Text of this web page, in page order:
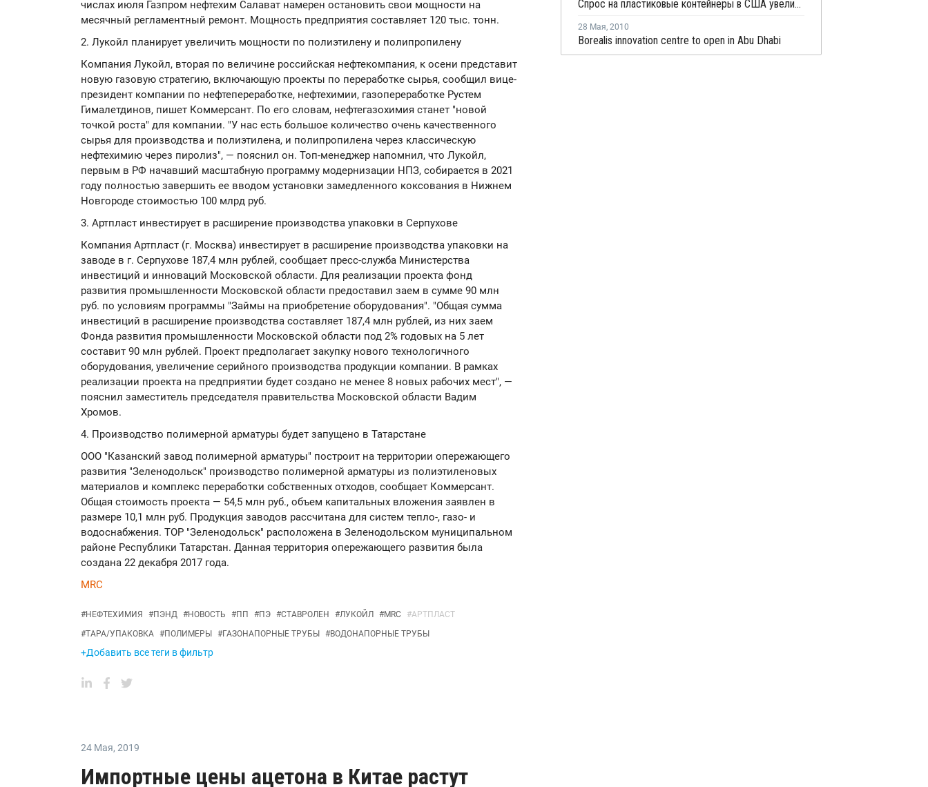
числах июля Газпром нефтехим Салават намерен остановить свои мощности на
месячный регламентный ремонт. Мощность предприятия составляет 120 тыс. тонн.
2. Лукойл планирует увеличить мощности по полиэтилену и полипропилену
Компания Лукойл, вторая по величине российская нефтекомпания, к осени представит
новую газовую стратегию, включающую проекты по переработке сырья, сообщил вице-
президент компании по нефтепереработке, нефтехимии, газопереработке Рустем
Гималетдинов, пишет Коммерсант. По его словам, нефтегазохимия станет "новой
точкой роста" для компании. "У нас есть большое количество очень качественного
сырья для производства и полиэтилена, и полипропилена через классическую
нефтехимию через пиролиз", — пояснил он. Топ-менеджер напомнил, что Лукойл,
первым в РФ начавший масштабную программу модернизации НПЗ, собирается в 2021
году полностью завершить ее вводом установки замедленного коксования в Нижнем
Новгороде стоимостью 100 млрд руб.
3. Артпласт инвестирует в расширение производства упаковки в Серпухове
Компания Артпласт (г. Москва) инвестирует в расширение производства упаковки на
заводе в г. Серпухове 187,4 млн рублей, сообщает пресс-служба Министерства
инвестиций и инноваций Московской области. Для реализации проекта фонд
развития промышленности Московской области предоставил заем в сумме 90 млн
руб. по условиям программы "Займы на приобретение оборудования". "Общая сумма
инвестиций в расширение производства составляет 187,4 млн рублей, из них заем
Фонда развития промышленности Московской области под 2% годовых на 5 лет
составит 90 млн рублей. Проект предполагает закупку нового технологичного
оборудования, увеличение серийного производства продукции компании. В рамках
реализации проекта на предприятии будет создано не менее 8 новых рабочих мест", —
пояснил заместитель председателя правительства Московской области Вадим
Хромов.
4. Производство полимерной арматуры будет запущено в Татарстане
ООО "Казанский завод полимерной арматуры" построит на территории опережающего
развития "Зеленодольск" производство полимерной арматуры из полиэтиленовых
материалов и комплекс переработки собственных отходов, сообщает Коммерсант.
Общая стоимость проекта — 54,5 млн руб., объем капитальных вложения заявлен в
размере 10,1 млн руб. Продукция заводов рассчитана для систем тепло-, газо- и
водоснабжения. ТОР "Зеленодольск" расположена в Зеленодольском муниципальном
районе Республики Татарстан. Данная территория опережающего развития была
создана 22 декабря 2017 года.
MRC
#НЕФТЕХИМИЯ #ПЭНД #НОВОСТЬ #ПП #ПЭ #СТАВРОЛЕН #ЛУКОЙЛ #MRC #АРТПЛАСТ
#ТАРА/УПАКОВКА #ПОЛИМЕРЫ #ГАЗОНАПОРНЫЕ ТРУБЫ #ВОДОНАПОРНЫЕ ТРУБЫ
+Добавить все теги в фильтр
Cпрос на пластиковые контейнеры в США увеличится на 4,9% к 2016 г.
28 Мая, 2010
Borealis innovation centre to open in Abu Dhabi
24 Мая, 2019
Импортные цены ацетона в Китае растут